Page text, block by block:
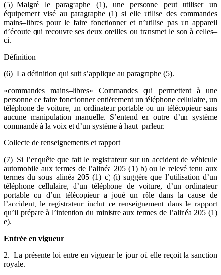
(5) Malgré le paragraphe (1), une personne peut utiliser un
équipement visé au paragraphe (1) si elle utilise des commandes
mains–libres pour le faire fonctionner et n’utilise pas un appareil
d’écoute qui recouvre ses deux oreilles ou transmet le son à celles–
ci.
Définition
(6) La définition qui suit s’applique au paragraphe (5).
«commandes mains–libres» Commandes qui permettent à une
personne de faire fonctionner entièrement un téléphone cellulaire, un
téléphone de voiture, un ordinateur portable ou un télécopieur sans
aucune manipulation manuelle. S’entend en outre d’un système
commandé à la voix et d’un système à haut–parleur.
Collecte de renseignements et rapport
(7) Si l’enquête que fait le registrateur sur un accident de véhicule
automobile aux termes de l’alinéa 205 (1) b) ou le relevé tenu aux
termes du sous–alinéa 205 (1) c) (i) suggère que l’utilisation d’un
téléphone cellulaire, d’un téléphone de voiture, d’un ordinateur
portable ou d’un télécopieur a joué un rôle dans la cause de
l’accident, le registrateur inclut ce renseignement dans le rapport
qu’il prépare à l’intention du ministre aux termes de l’alinéa 205 (1)
e).
Entrée en vigueur
2. La présente loi entre en vigueur le jour où elle reçoit la sanction
royale.